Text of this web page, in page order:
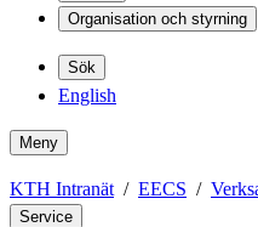
Organisation och styrning
Sök
English
Meny
KTH Intranät EECS
Service